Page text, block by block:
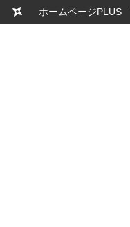
ホームページPLUS